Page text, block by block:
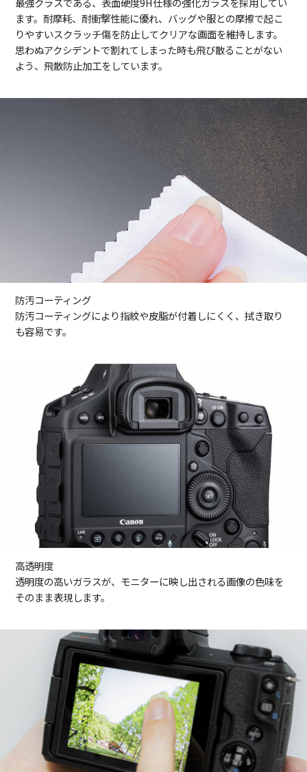
ます。耐摩耗、耐衝撃性能に優れ、バッグや服との摩擦で起こ
りやすいスクラッチ傷を防止してクリアな画面を維持します。
思わぬアクシデントで割れてしまった時も飛び散ることがない
よう、飛散防止加工をしています。
防汚コーティング
防汚コーティングにより指紋や皮脂が付着しにくく、拭き取り
も容易です。
高透明度
透明度の高いガラスが、モニターに映し出される画像の色味を
そのまま表現します。